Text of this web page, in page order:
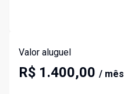
Valor aluguel
R$ 1.400,00 / mês